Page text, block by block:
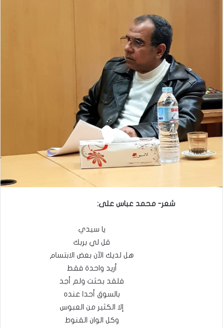
شعر- محمد عباس على:
يا سيدي
قل لي بربك
هل لديك الآن بعض الابتسام
أريد واحدة فقط
فلقد بحثت ولم أجد
بالسوق أحدا عنده
إلا الكثير من العبوس
وكل الوان القنوط